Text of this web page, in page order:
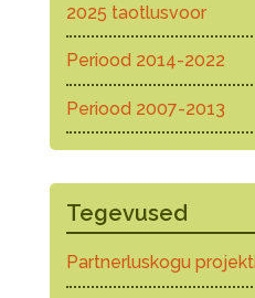
2025 taotlusvoor
Periood 2014-2022
Periood 2007-2013
Tegevused
Partnerluskogu